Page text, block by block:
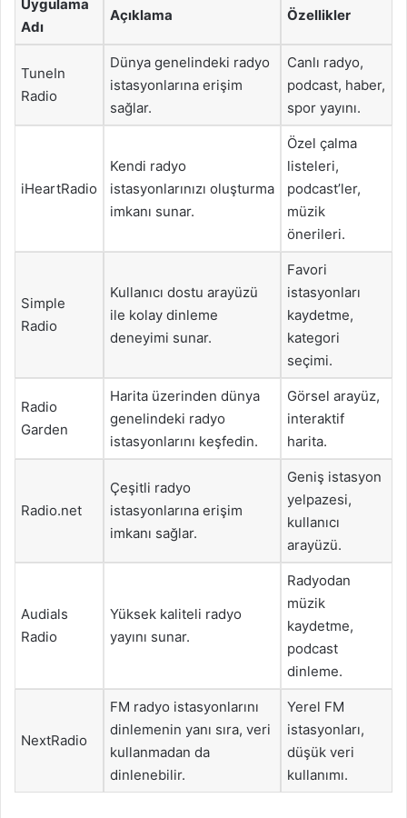
Uygulama
Adı
Açıklama Özellikler
TuneIn
Radio
Dünya genelindeki radyo
istasyonlarına erişim
sağlar.
Canlı radyo,
podcast, haber,
spor yayını.
iHeartRadio
Kendi radyo
istasyonlarınızı oluşturma
imkanı sunar.
Özel çalma
listeleri,
podcast’ler,
müzik
önerileri.
Simple
Radio
Kullanıcı dostu arayüzü
ile kolay dinleme
deneyimi sunar.
Favori
istasyonları
kaydetme,
kategori
seçimi.
Radio
Garden
Harita üzerinden dünya
genelindeki radyo
istasyonlarını keşfedin.
Görsel arayüz,
interaktif
harita.
Radio.net
Çeşitli radyo
istasyonlarına erişim
imkanı sağlar.
Geniş istasyon
yelpazesi,
kullanıcı
arayüzü.
Audials
Radio
Yüksek kaliteli radyo
yayını sunar.
Radyodan
müzik
kaydetme,
podcast
dinleme.
NextRadio
FM radyo istasyonlarını
dinlemenin yanı sıra, veri
kullanmadan da
dinlenebilir.
Yerel FM
istasyonları,
düşük veri
kullanımı.